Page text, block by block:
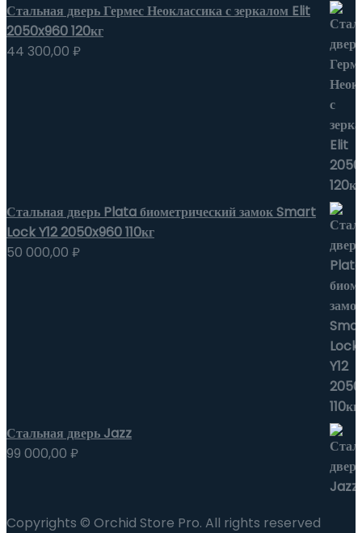
Стальная дверь Гермес Неоклассика с зеркалом Elit
2050x960 120кг
44 300,00 ₽
Стальная дверь Plata биометрический замок Smart
Lock Y12 2050x960 110кг
50 000,00 ₽
Стальная дверь Jazz
99 000,00 ₽
Copyrights © Orchid Store Pro. All rights reserved